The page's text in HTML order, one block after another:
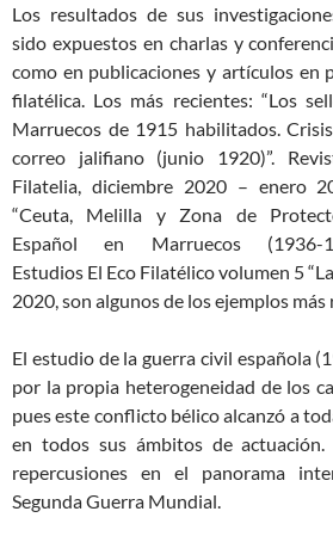
Los resultados de sus
sido expuestos en charlas y
como en publicaciones y artículos en
filatélica. Los más recientes: “Los
Marruecos de 1915 habilitados.
correo jalifiano (junio 1920)”.
Filatelia, diciembre 2020 – enero
“Ceuta, Melilla y Zona de
Español en Marruecos (1936-
Estudios El Eco Filatélico volumen 5
2020, son algunos de los ejemplos más
El estudio de la guerra civil española
por la propia heterogeneidad de los
pues este conflicto bélico alcanzó a
en todos sus ámbitos de actuación.
repercusiones en el panorama
Segunda Guerra Mundial.